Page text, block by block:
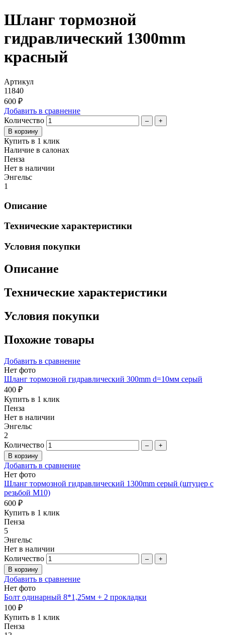
Шланг тормозной
гидравлический 1300mm
красный
Артикул
11840
600 ₽
Добавить в сравнение
Количество
– +
Купить в 1 клик
Наличие в салонах
Пенза
Нет в наличии
Энгельс
1
Описание
Технические характеристики
Условия покупки
Описание
Технические характеристики
Условия покупки
Похожие товары
Добавить в сравнение
Нет фото
Шланг тормозной гидравлический 300mm d=10мм серый
400 ₽
Купить в 1 клик
Пенза
Нет в наличии
Энгельс
2
Количество
– +
Добавить в сравнение
Нет фото
Шланг тормозной гидравлический 1300mm серый (штуцер с
резьбой M10)
600 ₽
Купить в 1 клик
Пенза
5
Энгельс
Нет в наличии
Количество
– +
Добавить в сравнение
Нет фото
Болт одинарный 8*1,25мм + 2 прокладки
100 ₽
Купить в 1 клик
Пенза